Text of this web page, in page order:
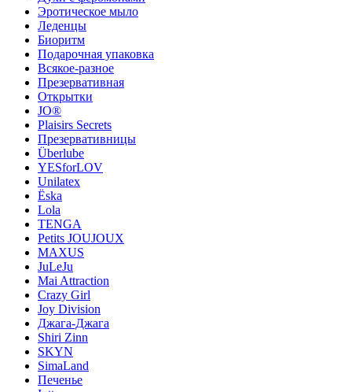
Эротическое мыло
Леденцы
Биоритм
Подарочная упаковка
Всякое-разное
Презервативная
Открытки
JO®
Plaisirs Secrets
Презервативницы
Überlube
YESforLOV
Unilatex
Ёska
Lola
TENGA
Petits JOUJOUX
MAXUS
JuLeJu
Mai Attraction
Crazy Girl
Joy Division
Джага-Джага
Shiri Zinn
SKYN
SimaLand
Печенье